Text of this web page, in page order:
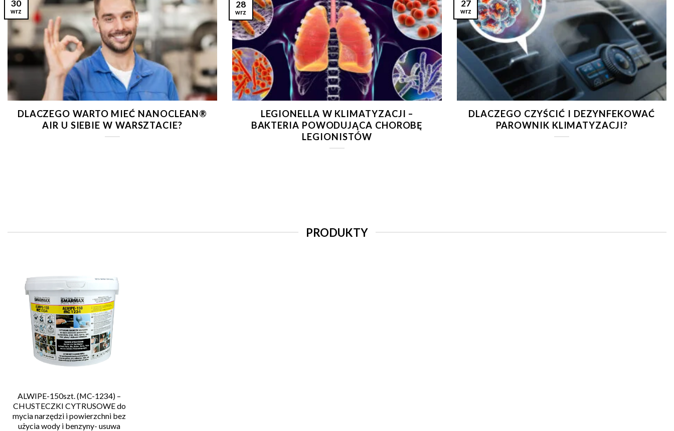
DLACZEGO WARTO MIEĆ NANOCLEAN®
AIR U SIEBIE W WARSZTACIE?
30
wrz
LEGIONELLA W KLIMATYZACJI –
BAKTERIA POWODUJĄCA CHOROBĘ
LEGIONISTÓW
28
wrz
DLACZEGO CZYŚCIĆ I DEZYNFEKOWAĆ
PAROWNIK KLIMATYZACJI?
27
wrz
PRODUKTY
ALWIPE-150szt. (MC-1234) –
CHUSTECZKI CYTRUSOWE do
mycia narzędzi i powierzchni bez
użycia wody i benzyny- usuwa